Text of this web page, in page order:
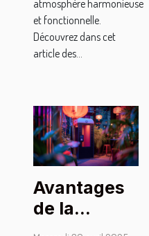
atmosphère harmonieuse
et fonctionnelle.
Découvrez dans cet
article des...
Avantages
de la
location de